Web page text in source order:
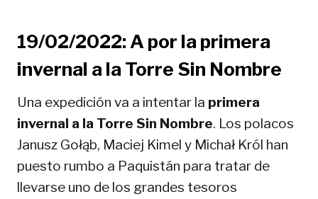
19/02/2022: A por la primera
invernal a la Torre Sin Nombre
Una expedición va a intentar la primera
invernal a la Torre Sin Nombre. Los polacos
Janusz Gołąb, Maciej Kimel y Michał Król han
puesto rumbo a Paquistán para tratar de
llevarse uno de los grandes tesoros